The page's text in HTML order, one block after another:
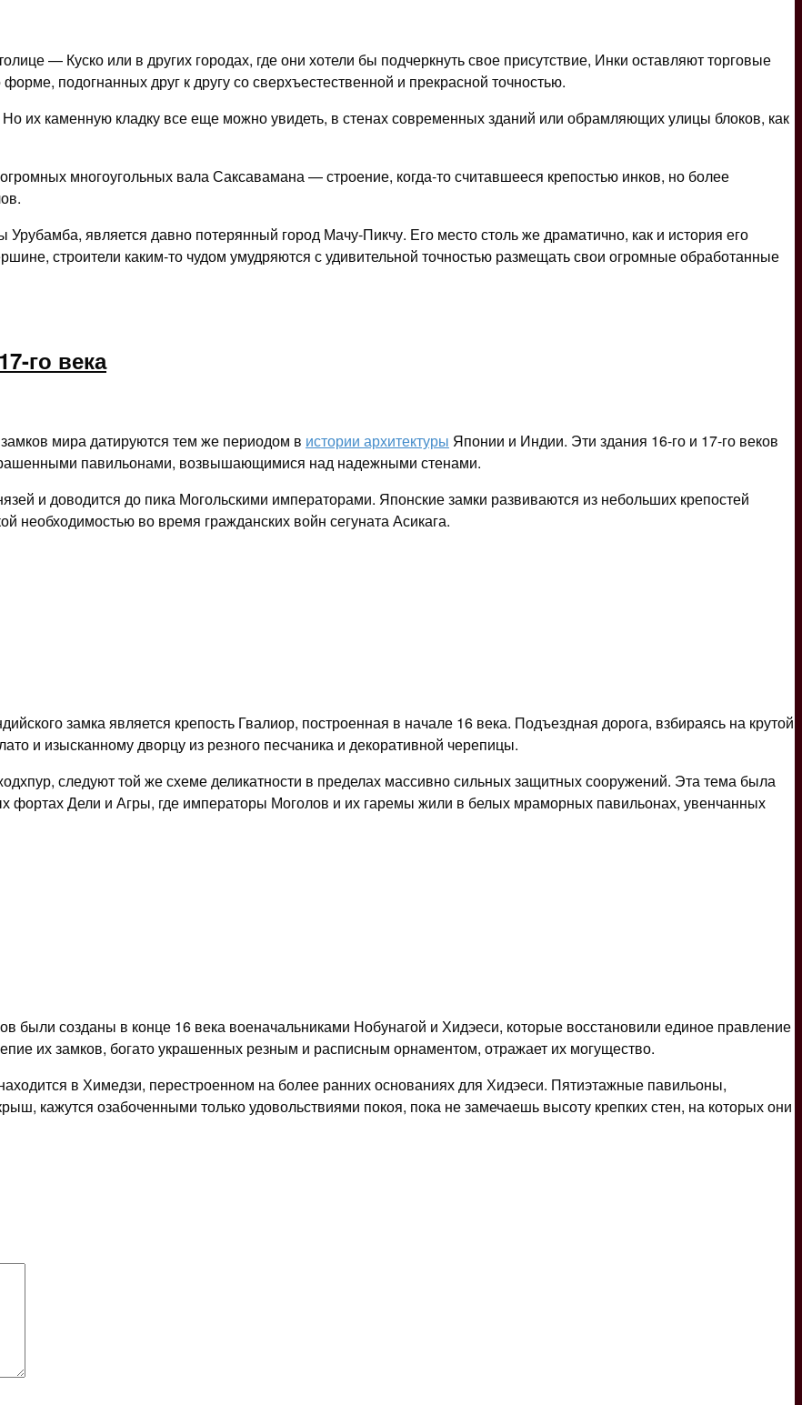
— Куско или в других городах, где они хотели бы подчеркнуть свое присутствие, Инки оставляют торговые
подогнанных друг к другу со сверхъестественной и прекрасной точностью.
их каменную кладку все еще можно увидеть, в стенах современных зданий или обрамляющих улицы блоков, как
многоугольных вала Саксавамана — строение, когда-то считавшееся крепостью инков, но более
является давно потерянный город Мачу-Пикчу. Его место столь же драматично, как и история его
строители каким-то чудом умудряются с удивительной точностью размещать свои огромные обработанные
го века
мира датируются тем же периодом в истории архитектуры Японии и Индии. Эти здания 16-го и 17-го веков
павильонами, возвышающимися над надежными стенами.
и доводится до пика Могольскими императорами. Японские замки развиваются из небольших крепостей
необходимостью во время гражданских войн сегуната Асикага.
замка является крепость Гвалиор, построенная в начале 16 века. Подъездная дорога, взбираясь на крутой
и изысканному дворцу из резного песчаника и декоративной черепицы.
следуют той же схеме деликатности в пределах массивно сильных защитных сооружений. Эта тема была
фортах Дели и Агры, где императоры Моголов и их гаремы жили в белых мраморных павильонах, увенчанных
были созданы в конце 16 века военачальниками Нобунагой и Хидэеси, которые восстановили единое правление
их замков, богато украшенных резным и расписным орнаментом, отражает их могущество.
в Химедзи, перестроенном на более ранних основаниях для Хидэеси. Пятиэтажные павильоны,
кажутся озабоченными только удовольствиями покоя, пока не замечаешь высоту крепких стен, на которых они